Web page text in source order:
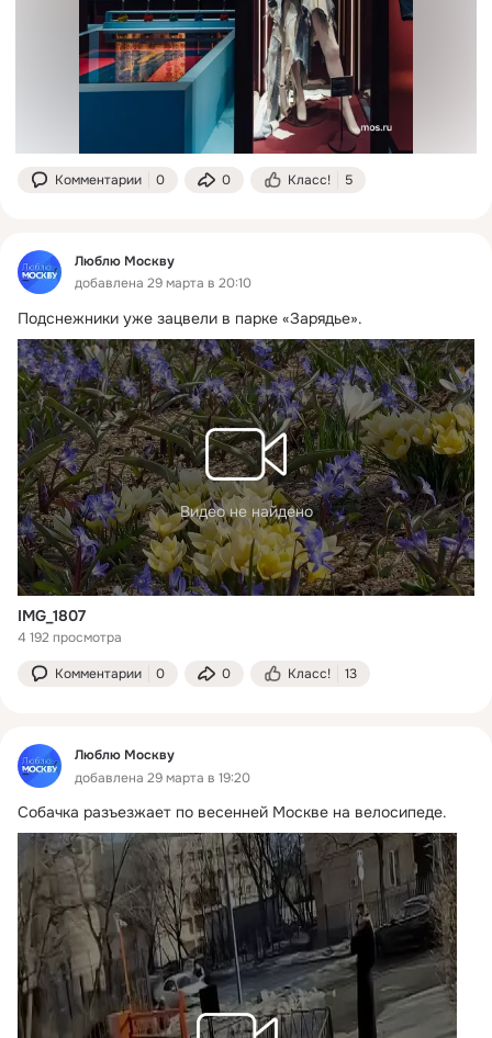
Комментарии 0 0 Класс! 5
Люблю Москву
добавлена 29 марта в 20:10
Подснежники уже зацвели в парке «Зарядье».
Видео не найдено
IMG_1807
4 192 просмотра
Комментарии 0 0 Класс! 13
Люблю Москву
добавлена 29 марта в 19:20
Собачка разъезжает по весенней Москве на велосипеде.